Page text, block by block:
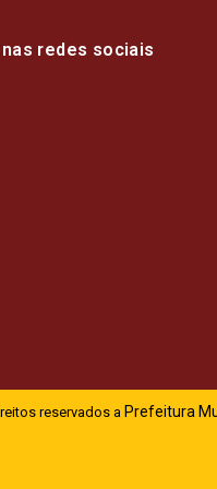
redes sociais
reservados a Prefeitura